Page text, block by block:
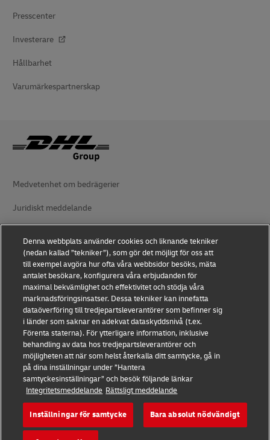
Presscenter
Investerare
Hållbarhet
Varumärkespartnerskap
Medvetenhet om bedrägerier
Juridiskt meddelande
Dataskydd
Tillgänglighet
Ytterligare information
Cookieinställningar
Följ oss
2026 © - all rights reserved
Denna webbplats använder cookies och liknande tekniker
(nedan kallad ”tekniker”), som gör det möjligt för oss att
till exempel avgöra hur ofta våra webbsidor besöks, mäta
antalet besökare, konfigurera våra erbjudanden för
maximal bekvämlighet och effektivitet och stödja våra
marknadsföringsinsatser. Dessa tekniker kan innefatta
dataöverföring till tredjepartsleverantörer som befinner sig
i länder som saknar en adekvat dataskyddsnivå (t.ex.
Förenta staterna). För ytterligare information, inklusive
behandling av data hos tredjepartsleverantörer och
möjligheten att när som helst återkalla ditt samtycke, gå in
på dina inställningar under ”Hantera
samtyckesinställningar” och besök följande länkar
Integritetsmeddelande Rättsligt meddelande
Inställningar för samtycke Bara absolut nödvändigt